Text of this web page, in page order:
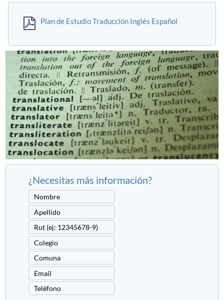
Plan de Estudio Traducción Inglés Español
¿Necesitas más información?